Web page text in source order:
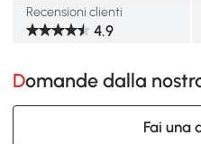
Recensioni clienti
4.9
Domande dalla
Fai una